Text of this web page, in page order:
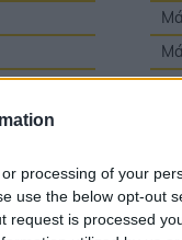
processing of your
use the below opt-out
request is processed